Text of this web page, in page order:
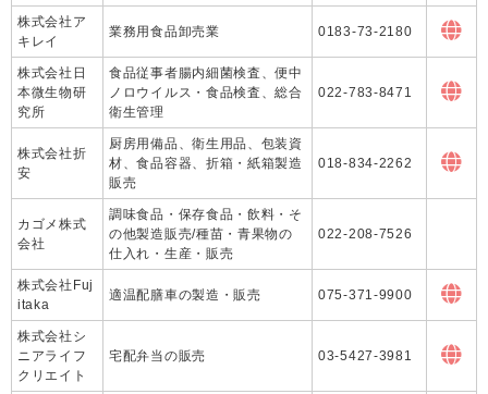
株式会社ア
キレイ
業務用食品卸売業 0183-73-2180
株式会社日
本微生物研
究所
食品従事者腸内細菌検査、便中
ノロウイルス・食品検査、総合
衛生管理
022-783-8471
株式会社折
安
厨房用備品、衛生用品、包装資
材、食品容器、折箱・紙箱製造
販売
018-834-2262
カゴメ株式
会社
調味食品・保存食品・飲料・そ
の他製造販売/種苗・青果物の
仕入れ・生産・販売
022-208-7526
株式会社Fuj
itaka
適温配膳車の製造・販売 075-371-9900
株式会社シ
ニアライフ
クリエイト
宅配弁当の販売 03-5427-3981